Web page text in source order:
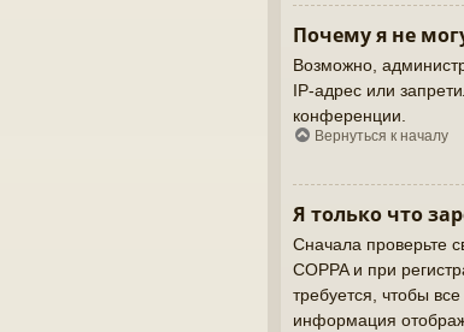
Почему я не
Возможно,
IP-адрес или
конференции.
Вернуться к началу
Я только что
Сначала проверьте
COPPA и при
требуется, чтобы
информация